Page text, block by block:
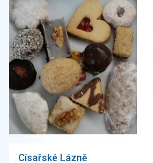
Císařské Lázně